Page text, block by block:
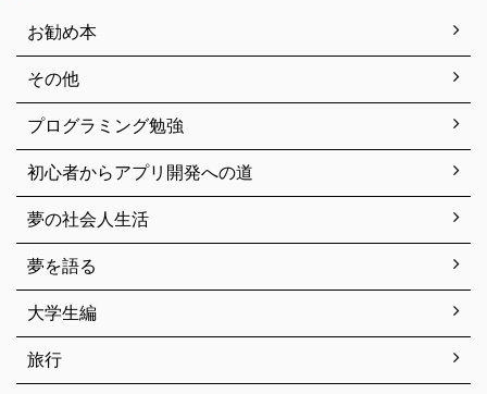
お勧め本
その他
プログラミング勉強
初心者からアプリ開発への道
夢の社会人生活
夢を語る
大学生編
旅行